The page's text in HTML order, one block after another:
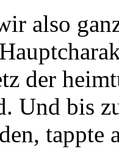
also
der
Und bis
tappte